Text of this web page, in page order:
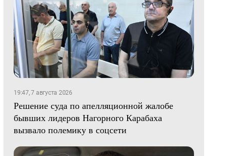
19:47, 7 августа 2026
Решение суда по апелляционной жалобе
бывших лидеров Нагорного Карабаха
вызвало полемику в соцсети